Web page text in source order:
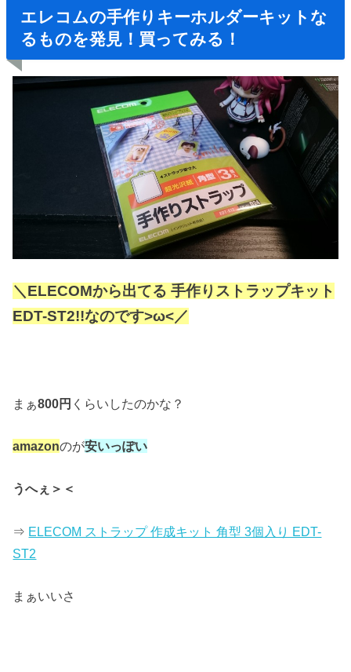
エレコムの手作りキーホルダーキットな
るものを発見！買ってみる！
＼ELECOMから出てる 手作りストラップキット
EDT-ST2!!なのです>ω<／
まぁ800円 くらいしたのかな？
amazonのが安いっぽい
うへぇ＞＜
⇒ ELECOM ストラップ 作成キット 角型 3個入り EDT-
ST2
まぁいいさ